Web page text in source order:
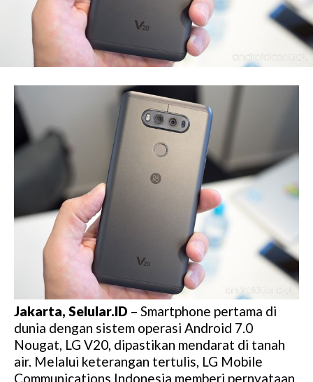
Jakarta, Selular.ID – Smartphone pertama di
dunia dengan sistem operasi Android 7.0
Nougat, LG V20, dipastikan mendarat di tanah
air. Melalui keterangan tertulis, LG Mobile
Communications Indonesia memberi pernyataan